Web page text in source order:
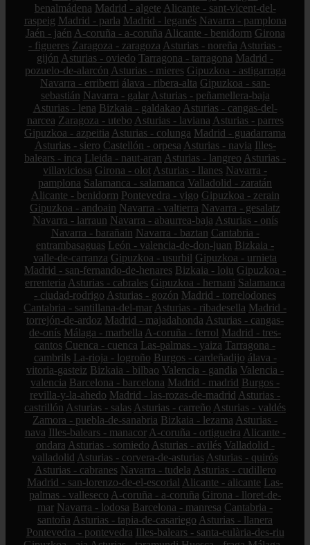
benalmádena Madrid - algete Alicante - sant-vicent-del-
raspeig Madrid - parla Madrid - leganés Navarra - pamplona
Jaén - jaén A-coruña - a-coruña Alicante - benidorm Girona
- figueres Zaragoza - zaragoza Asturias - noreña Asturias -
gijón Asturias - oviedo Tarragona - tarragona Madrid -
pozuelo-de-alarcón Asturias - mieres Gipuzkoa - astigarraga
Navarra - erriberri álava - ribera-alta Gipuzkoa - san-
sebastián Navarra - galar Asturias - peñamellera-baja
Asturias - lena Bizkaia - galdakao Asturias - cangas-del-
narcea Zaragoza - utebo Asturias - laviana Asturias - parres
Gipuzkoa - azpeitia Asturias - colunga Madrid - guadarrama
Asturias - siero Castellón - orpesa Asturias - navia Illes-
balears - inca Lleida - naut-aran Asturias - langreo Asturias -
villaviciosa Girona - olot Asturias - llanes Navarra -
pamplona Salamanca - salamanca Valladolid - zaratán
Alicante - benidorm Pontevedra - vigo Gipuzkoa - zerain
Gipuzkoa - andoain Navarra - valtierra Navarra - gesalatz
Navarra - larraun Navarra - abaurrea-baja Asturias - onís
Navarra - barañain Navarra - baztan Cantabria -
entrambasaguas León - valencia-de-don-juan Bizkaia -
valle-de-carranza Gipuzkoa - usurbil Gipuzkoa - urnieta
Madrid - san-fernando-de-henares Bizkaia - loiu Gipuzkoa -
errenteria Asturias - cabrales Gipuzkoa - hernani Salamanca
- ciudad-rodrigo Asturias - gozón Madrid - torrelodones
Cantabria - santillana-del-mar Asturias - ribadesella Madrid -
torrejón-de-ardoz Madrid - majadahonda Asturias - cangas-
de-onís Málaga - marbella A-coruña - ferrol Madrid - tres-
cantos Cuenca - cuenca Las-palmas - yaiza Tarragona -
cambrils La-rioja - logroño Burgos - cardeñadijo álava -
vitoria-gasteiz Bizkaia - bilbao Valencia - gandia Valencia -
valencia Barcelona - barcelona Madrid - madrid Burgos -
revilla-y-la-ahedo Madrid - las-rozas-de-madrid Asturias -
castrillón Asturias - salas Asturias - carreño Asturias - valdés
Zamora - puebla-de-sanabria Bizkaia - lezama Asturias -
nava Illes-balears - manacor A-coruña - ortigueira Alicante -
ondara Asturias - somiedo Asturias - avilés Valladolid -
valladolid Asturias - corvera-de-asturias Asturias - quirós
Asturias - cabranes Navarra - tudela Asturias - cudillero
Madrid - san-lorenzo-de-el-escorial Alicante - alicante Las-
palmas - valleseco A-coruña - a-coruña Girona - lloret-de-
mar Navarra - lodosa Barcelona - manresa Cantabria -
santoña Asturias - tapia-de-casariego Asturias - llanera
Pontevedra - pontevedra Illes-balears - santa-eulària-des-riu